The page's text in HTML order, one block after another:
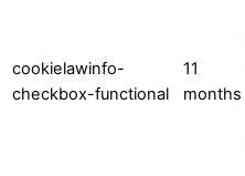
cookielawinfo-
checkbox-functional
11
months